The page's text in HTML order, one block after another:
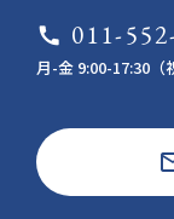
call 011-
月-金 9:00-17:30（